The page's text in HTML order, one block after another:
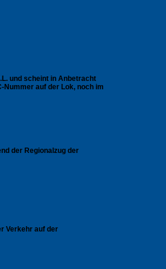
und scheint in Anbetracht
auf der Lok, noch im
der Regionalzug der
Verkehr auf der